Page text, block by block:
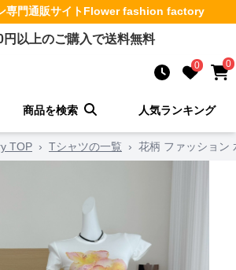
専門通販サイトFlower fashion factory
円以上のご購入で送料無料
0 0
商品を検索 人気ランキング
TOP › Tシャツの一覧 › 花柄 ファッション